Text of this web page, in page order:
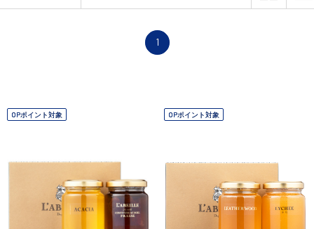
1
OPポイント対象 OPポイント対象